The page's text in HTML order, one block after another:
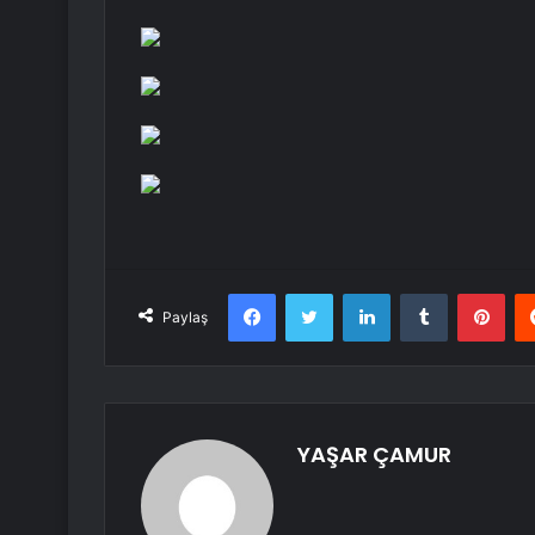
Paylaş
FacebookTwitter LinkedInTumblr
YAŞAR ÇAMUR